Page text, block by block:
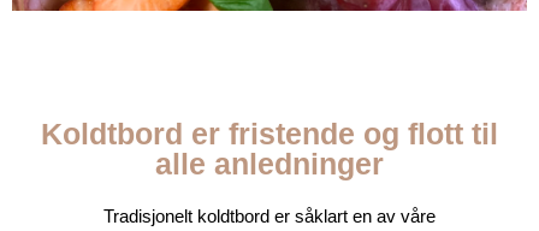
smakfulle retter
Koldtbord er fristende og flott til
alle anledninger
Tradisjonelt koldtbord er såklart en av våre